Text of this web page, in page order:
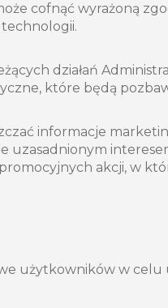
cofnąć wyrażoną
działań
które będą
informacje
uzasadnionym
akcji, w
użytkowników w celu